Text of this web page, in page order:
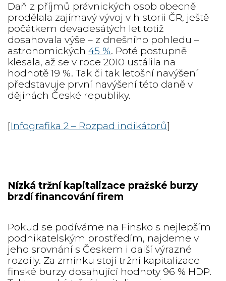
Daň z příjmů právnických osob obecně
prodělala zajímavý vývoj v historii ČR, ještě
počátkem devadesátých let totiž
dosahovala výše – z dnešního pohledu –
astronomických45 %. Poté postupně
klesala, až se v roce 2010 ustálila na
hodnotě 19 %. Tak či tak letošní navýšení
představuje první navýšení této daně v
dějinách České republiky.
[Infografika 2 – Rozpad indikátorů]
Nízká tržní kapitalizace pražské burzy
brzdí financování firem
Pokud se podíváme na Finsko s nejlepším
podnikatelským prostředím, najdeme v
jeho srovnání s Českem i další výrazné
rozdíly. Za zmínku stojí tržní kapitalizace
finské burzy dosahující hodnoty 96 % HDP.